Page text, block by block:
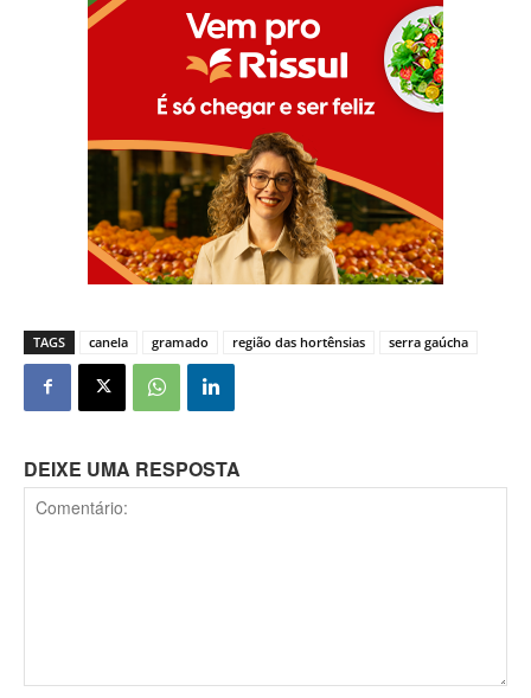
TAGS canela gramado região das hortênsias serra gaúcha
DEIXE UMA RESPOSTA